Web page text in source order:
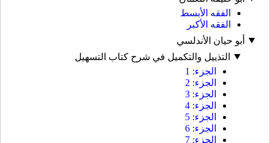
الفقه الأبسط
الفقه الأكبر
أبو حيان الأندلسي
التذييل والتكميل في شرح كتاب التسهيل
الجزء: 1
الجزء: 2
الجزء: 3
الجزء: 4
الجزء: 5
الجزء: 6
الجزء: 7